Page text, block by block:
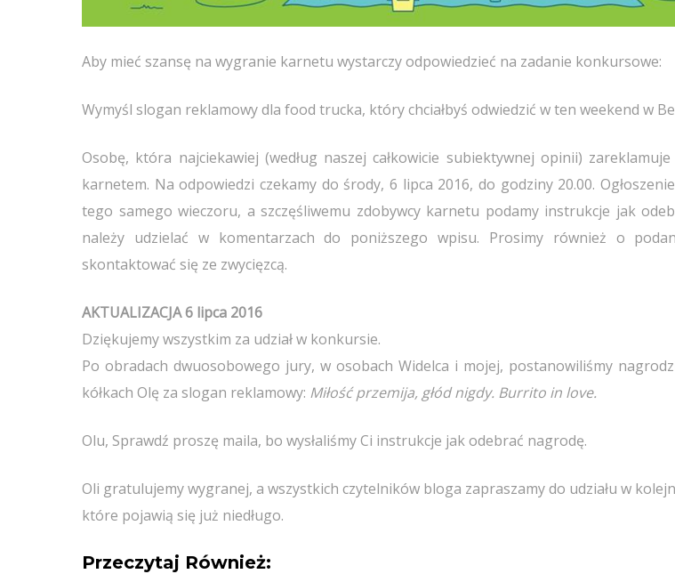
Aby mieć szansę na wygranie karnetu wystarczy odpowiedzieć na zadanie konkursowe:
Wymyśl slogan reklamowy dla food trucka, który chciałbyś odwiedzić w ten weekend w
Osobę, która najciekawiej (według naszej całkowicie subiektywnej opinii)
karnetem. Na odpowiedzi czekamy do środy, 6 lipca 2016, do godziny 20.00.
tego samego wieczoru, a szczęśliwemu zdobywcy karnetu podamy instrukcje jak
należy udzielać w komentarzach do poniższego wpisu. Prosimy również o
skontaktować się ze zwycięzcą.
AKTUALIZACJA 6 lipca 2016
Dziękujemy wszystkim za udział w konkursie.
Po obradach dwuosobowego jury, w osobach Widelca i mojej, postanowiliśmy
kółkach Olę za slogan reklamowy: Miłość przemija, głód nigdy. Burrito in love.
Olu, Sprawdź proszę maila, bo wysłaliśmy Ci instrukcje jak odebrać nagrodę.
Oli gratulujemy wygranej, a wszystkich czytelników bloga zapraszamy do udziału w
które pojawią się już niedługo.
Przeczytaj Również: